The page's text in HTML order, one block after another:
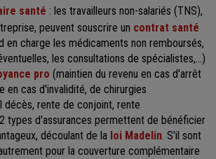
santé : les travailleurs non-salariés (TNS),
peuvent souscrire un contrat santé
en charge les médicaments non remboursés,
les consultations de spécialistes,...)
pro (maintien du revenu en cas d'arrêt
en cas d'invalidité, de chirurgies
décès, rente de conjoint, rente
types d'assurances permettent de bénéficier
découlant de la loi Madelin. S'il sont
pour la couverture complémentaire